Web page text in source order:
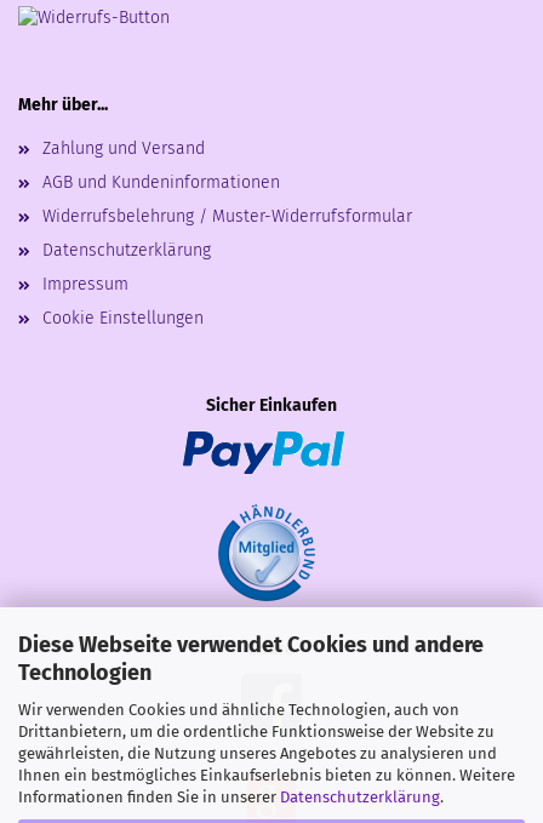
Diese Webseite verwendet Cookies und andere
Technologien
Wir verwenden Cookies und ähnliche Technologien, auch von
Drittanbietern, um die ordentliche Funktionsweise der Website zu
gewährleisten, die Nutzung unseres Angebotes zu analysieren und
Ihnen ein bestmögliches Einkaufserlebnis bieten zu können. Weitere
Informationen finden Sie in unserer Datenschutzerklärung.
Mehr über...
Zahlung und Versand
AGB und Kundeninformationen
Widerrufsbelehrung / Muster-Widerrufsformular
Datenschutzerklärung
Impressum
Cookie Einstellungen
Sicher Einkaufen
Share